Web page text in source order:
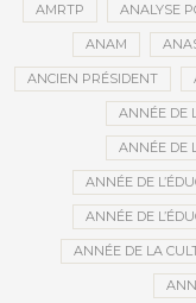
AMRTP ANALYSE
ANAM
ANCIEN PRÉSIDENT
ANNÉE DE
ANNÉE DE
ANNÉE DE
ANNÉE DE
ANNÉE DE LA